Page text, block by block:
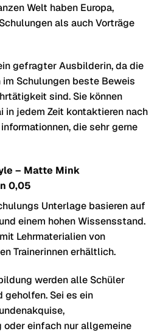
Welt haben Europa,
als auch Vorträge
gefragter Ausbilderin, da die
Schulungen beste Beweis
sind. Sie können
in jedem Zeit kontaktieren nach
die sehr gerne
– Matte Mink
0,05
Unterlage basieren auf
einem hohen Wissensstand.
Lehrmaterialien von
Trainerinnen erhältlich.
werden alle Schüler
Sei es ein
einfach nur allgemeine